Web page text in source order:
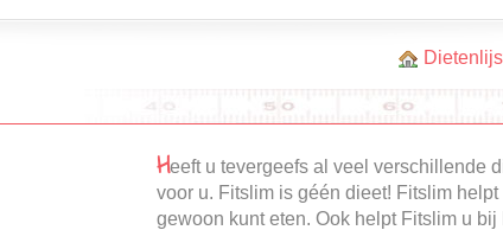
Heeft u tevergeefs al veel verschillende
voor u. Fitslim is géén dieet! Fitslim
gewoon kunt eten. Ook helpt Fitslim u